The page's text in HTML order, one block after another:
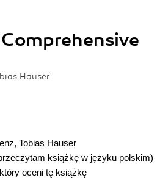
Hauser
, Tobias Hauser
książkę w języku polskim)
oceni tę książkę